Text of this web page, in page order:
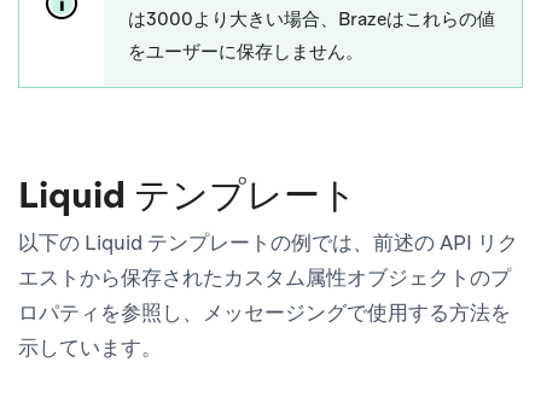
は3000より大きい場合、Brazeはこれらの値
をユーザーに保存しません。
Liquid テンプレート
以下の Liquid テンプレートの例では、前述の API リク
エストから保存されたカスタム属性オブジェクトのプ
ロパティを参照し、メッセージングで使用する方法を
示しています。